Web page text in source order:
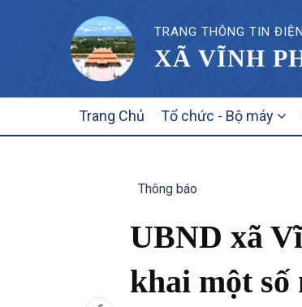
TRANG THÔNG TIN
XÃ VĨNH
NAVIGATION
Trang Chủ Tổ chức - Bộ máy
Thông báo
UBND xã
khai một